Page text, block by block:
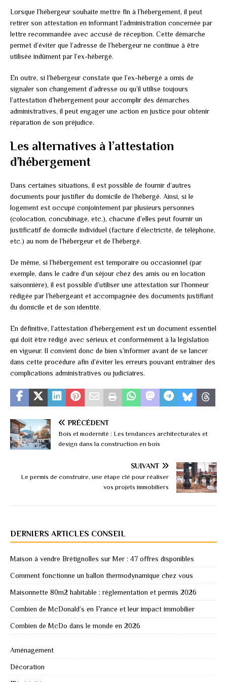
Lorsque l’hébergeur souhaite mettre fin à l’hébergement, il peut
retirer son attestation en informant l’administration concernée par
lettre recommandée avec accusé de réception. Cette démarche
permet d’éviter que l’adresse de l’hébergeur ne continue à être
utilisée indûment par l’ex-hébergé.
En outre, si l’hébergeur constate que l’ex-hébergé a omis de
signaler son changement d’adresse ou qu’il utilise toujours
l’attestation d’hébergement pour accomplir des démarches
administratives, il peut engager une action en justice pour obtenir
réparation de son préjudice.
Les alternatives à l’attestation
d’hébergement
Dans certaines situations, il est possible de fournir d’autres
documents pour justifier du domicile de l’hébergé. Ainsi, si le
logement est occupé conjointement par plusieurs personnes
(colocation, concubinage, etc.), chacune d’elles peut fournir un
justificatif de domicile individuel (facture d’électricité, de téléphone,
etc.) au nom de l’hébergeur et de l’hébergé.
De même, si l’hébergement est temporaire ou occasionnel (par
exemple, dans le cadre d’un séjour chez des amis ou en location
saisonnière), il est possible d’utiliser une attestation sur l’honneur
rédigée par l’hébergeant et accompagnée des documents justifiant
du domicile et de son identité.
En définitive, l’attestation d’hébergement est un document essentiel
qui doit être rédigé avec sérieux et conformément à la législation
en vigueur. Il convient donc de bien s’informer avant de se lancer
dans cette procédure afin d’éviter les erreurs pouvant entraîner des
complications administratives ou judiciaires.
PRÉCÉDENT
Bois et modernité : Les tendances architecturales et
design dans la construction en bois
SUIVANT
Le permis de construire, une étape clé pour réaliser
vos projets immobiliers
DERNIERS ARTICLES CONSEIL
Maison à vendre Brétignolles sur Mer : 47 offres disponibles
Comment fonctionne un ballon thermodynamique chez vous
Maisonnette 80m2 habitable : réglementation et permis 2026
Combien de McDonald’s en France et leur impact immobilier
Combien de McDo dans le monde en 2026
Aménagement
Décoration